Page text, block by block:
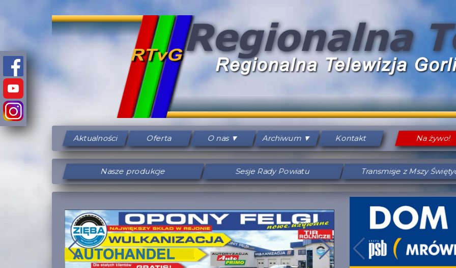
Aktualności Oferta O nas Archiwum Kontakt Na żywo!
Nasze produkcje Sesje Rady Powiatu Transmisje z Mszy